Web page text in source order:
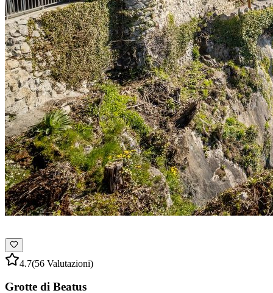
4.7(56 Valutazioni)
Grotte di Beatus